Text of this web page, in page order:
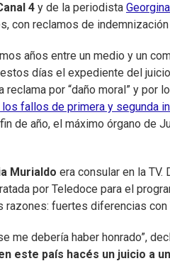
4 y de la periodista
con reclamos de
años entre un medio y un
días el expediente del
reclama por “daño moral” y
los fallos de primera y segunda
de año, el máximo órgano de
Murialdo era consular en la TV.
por Teledoce para el
razones: fuertes diferencias
me debería haber honrado”,
este país hacés un juicio a